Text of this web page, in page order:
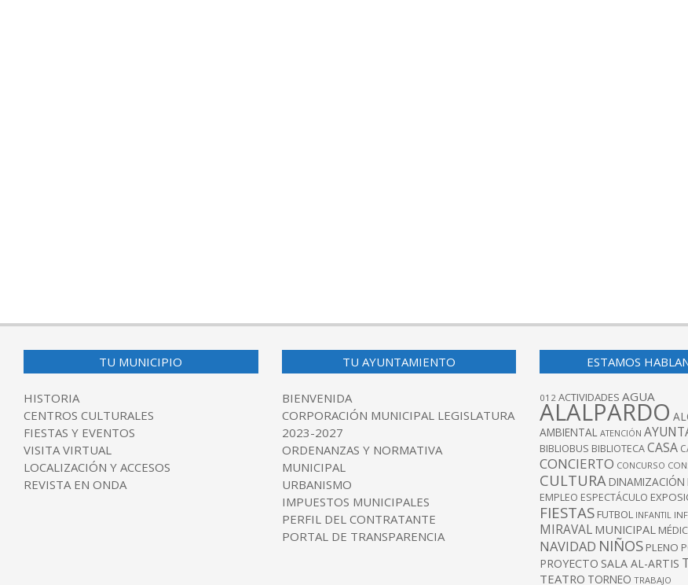
TU MUNICIPIO
HISTORIA
CENTROS CULTURALES
FIESTAS Y EVENTOS
VISITA VIRTUAL
LOCALIZACIÓN Y ACCESOS
REVISTA EN ONDA
TU AYUNTAMIENTO
BIENVENIDA
CORPORACIÓN MUNICIPAL LEGISLATURA
2023-2027
ORDENANZAS Y NORMATIVA
MUNICIPAL
URBANISMO
IMPUESTOS MUNICIPALES
PERFIL DEL CONTRATANTE
PORTAL DE TRANSPARENCIA
ESTAMOS
012 ACTIVIDADES AGUA
ALALPARDO
AMBIENTAL ATENCIÓN
BIBLIOBUS BIBLIOTECACASA
CONCIERTO CONCURSO
CULTURA DINAMIZACIÓN
EMPLEO ESPECTÁCULO
FIESTAS FUTBOL INFANTIL
MIRAVAL MUNICIPAL
NAVIDAD NIÑOS PLENO
PROYECTO SALA AL-ARTIS
TEATRO TORNEO TRABAJO